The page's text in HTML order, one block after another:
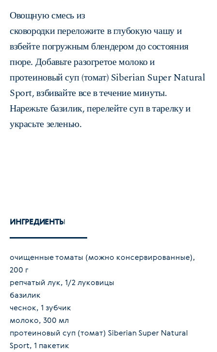
Овощную смесь из
сковородки переложите в глубокую чашу и
взбейте погружным блендером до состояния
пюре. Добавьте разогретое молоко и
протеиновый суп (томат) Siberian Super Natural
Sport, взбивайте все в течение минуты.
Нарежьте базилик, перелейте суп в тарелку и
украсьте зеленью.
ИНГРЕДИЕНТЫ
очищенные томаты (можно консервированные),
200 г
репчатый лук, 1/2 луковицы
базилик
чеснок, 1 зубчик
молоко, 300 мл
протеиновый суп (томат) Siberian Super Natural
Sport, 1 пакетик